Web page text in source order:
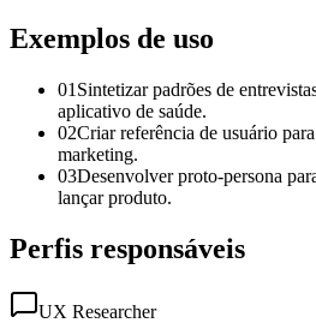
Exemplos de uso
01 Sintetizar padrões de
aplicativo de saúde.
02Criar referência de usuário
marketing.
03Desenvolver proto-persona
lançar produto.
Perfis responsáveis
UX Researcher